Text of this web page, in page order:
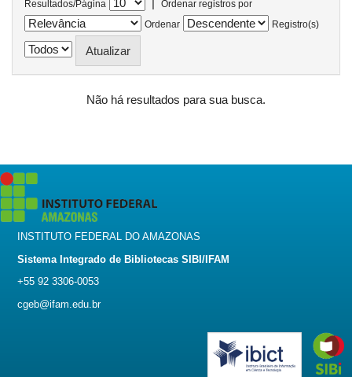
Resultados/Página |
Ordenar registros por
Ordenar
Registro(s)
Não há resultados para sua busca.
INSTITUTO FEDERAL DO AMAZONAS
Sistema Integrado de Bibliotecas SIBI/IFAM
+55 92 3306-0053
cgeb@ifam.edu.br